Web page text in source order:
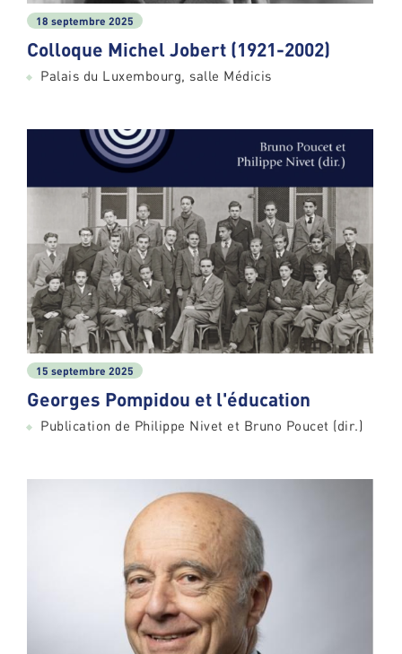
18 septembre 2025
Colloque Michel Jobert (1921-2002)
Palais du Luxembourg, salle Médicis
15 septembre 2025
Georges Pompidou et l'éducation
Publication de Philippe Nivet et Bruno Poucet (dir.)